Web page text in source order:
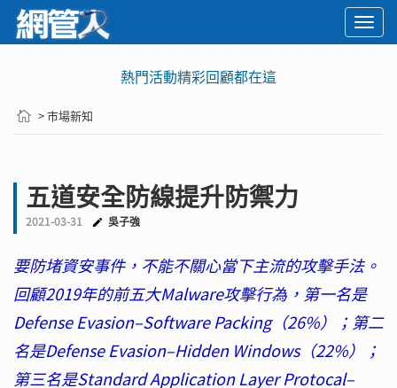
熱門活動精彩回顧都在這
> 市場新知
五道安全防線提升防禦力
2021-03-31 吳子強
要防堵資安事件，不能不關心當下主流的攻擊手法。
回顧2019年的前五大Malware攻擊行為，第一名是
Defense Evasion–Software Packing（26%）；第二
名是Defense Evasion–Hidden Windows（22%）；
第三名是Standard Application Layer Protocal–